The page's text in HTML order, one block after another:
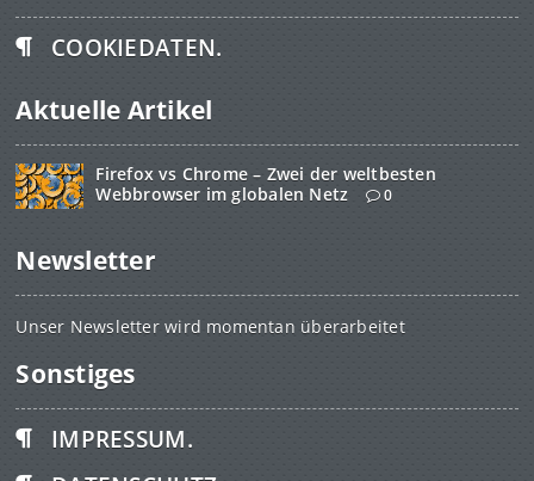
COOKIEDATEN.
Aktuelle Artikel
Firefox vs Chrome – Zwei der weltbesten
Webbrowser im globalen Netz
0
Newsletter
Unser Newsletter wird momentan überarbeitet
Sonstiges
IMPRESSUM.